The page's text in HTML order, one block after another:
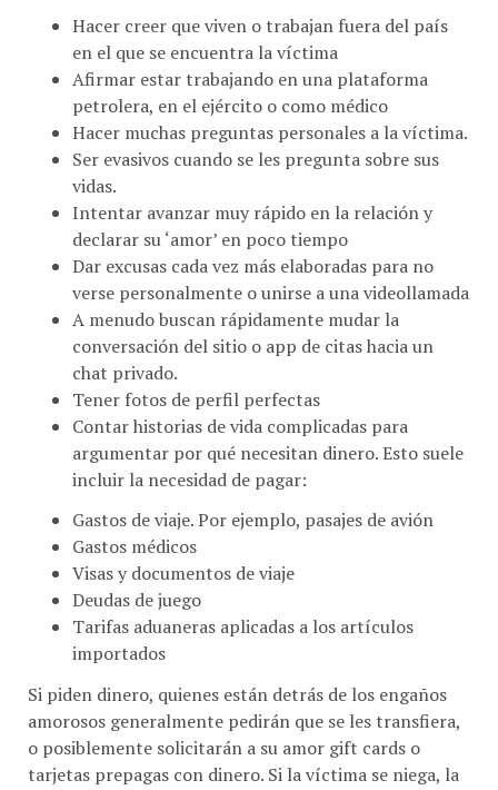
Hacer creer que viven o trabajan fuera del país
en el que se encuentra la víctima
Afirmar estar trabajando en una plataforma
petrolera, en el ejército o como médico
Hacer muchas preguntas personales a la víctima.
Ser evasivos cuando se les pregunta sobre sus
vidas.
Intentar avanzar muy rápido en la relación y
declarar su ‘amor’ en poco tiempo
Dar excusas cada vez más elaboradas para no
verse personalmente o unirse a una videollamada
A menudo buscan rápidamente mudar la
conversación del sitio o app de citas hacia un
chat privado.
Tener fotos de perfil perfectas
Contar historias de vida complicadas para
argumentar por qué necesitan dinero. Esto suele
incluir la necesidad de pagar:
Gastos de viaje. Por ejemplo, pasajes de avión
Gastos médicos
Visas y documentos de viaje
Deudas de juego
Tarifas aduaneras aplicadas a los artículos
importados
Si piden dinero, quienes están detrás de los engaños
amorosos generalmente pedirán que se les transfiera,
o posiblemente solicitarán a su amor gift cards o
tarjetas prepagas con dinero. Si la víctima se niega, la